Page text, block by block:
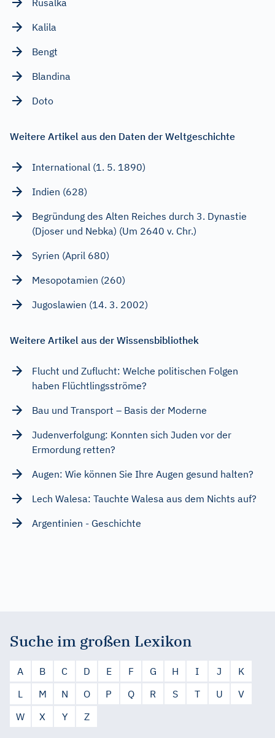
Kalila
Bengt
Blandina
Doto
Weitere Artikel aus den Daten der Weltgeschichte
International (1. 5. 1890)
Indien (628)
Begründung des Alten Reiches durch 3. Dynastie
(Djoser und Nebka) (Um 2640 v. Chr.)
Syrien (April 680)
Mesopotamien (260)
Jugoslawien (14. 3. 2002)
Weitere Artikel aus der Wissensbibliothek
Flucht und Zuflucht: Welche politischen Folgen
haben Flüchtlingsströme?
Bau und Transport – Basis der Moderne
Judenverfolgung: Konnten sich Juden vor der
Ermordung retten?
Augen: Wie können Sie Ihre Augen gesund halten?
Lech Walesa: Tauchte Walesa aus dem Nichts auf?
Argentinien - Geschichte
Suche im großen Lexikon
A B C D E F G H I J
K
L
M N O P Q R S T U
V
W
X Y Z